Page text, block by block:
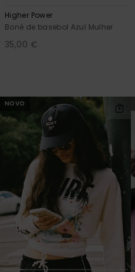
Higher Power
Boné de basebol Azul Mulher
35,00 €
NOVO